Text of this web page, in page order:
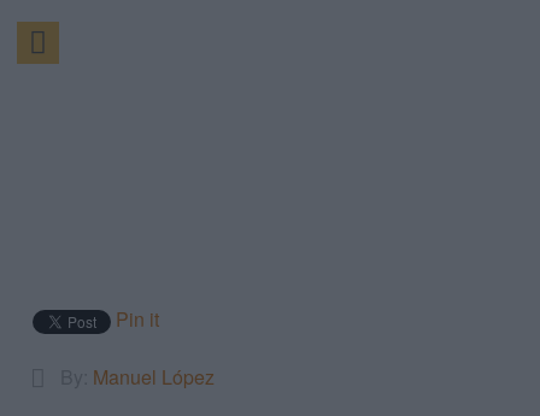
Pin it
Manuel López